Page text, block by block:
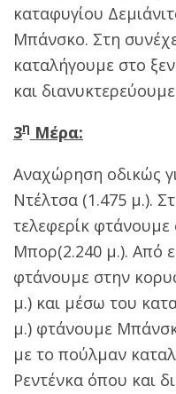
καταφυγίου
Μπάνσκο. Στη
καταλήγουμε στο
και
3η Μέρα:
Αναχώρηση οδικώς
Ντέλτσα (1.475 μ.).
τελεφερίκ
Μπορ(2.240 μ.). Από
φτάνουμε στην
μ.) και μέσω του
μ.) φτάνουμε
με το πούλμαν
Ρεντένκα όπου και